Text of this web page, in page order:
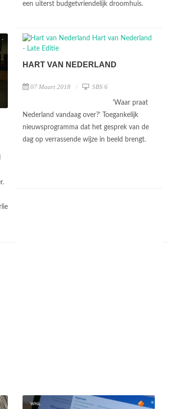
een uiterst budgetvriendelijk droomhuis.
HART VAN NEDERLAND
07 Maart 2018 SBS 6
'Waar praat
Nederland vandaag over?' Toegankelijk
nieuwsprogramma dat het gesprek van de
dag op verrassende wijze in beeld brengt.